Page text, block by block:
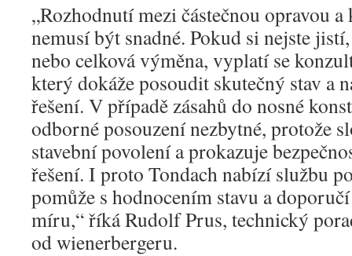
„Rozhodnutí mezi částečnou opravou
nemusí být snadné. Pokud si nejste
nebo celková výměna, vyplatí se
který dokáže posoudit skutečný stav a
řešení. V případě zásahů do nosné
odborné posouzení nezbytné, protože
stavební povolení a prokazuje
řešení. I proto Tondach nabízí službu
pomůže s hodnocením stavu a
míru,“ říká Rudolf Prus, technický
od wienerbergeru.